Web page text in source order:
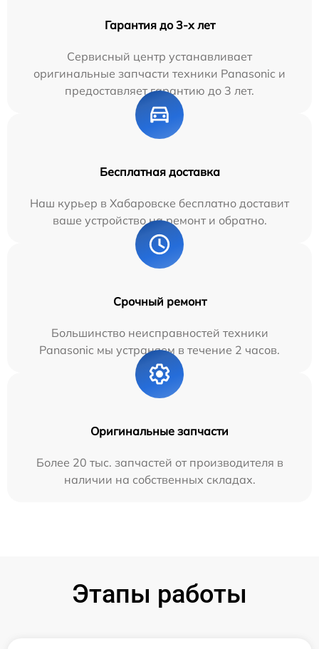
Гарантия до 3-х лет
Сервисный центр устанавливает
оригинальные запчасти техники Panasonic и
предоставляет гарантию до 3 лет.
Бесплатная доставка
Наш курьер в Хабаровске бесплатно доставит
ваше устройство на ремонт и обратно.
Срочный ремонт
Большинство неисправностей техники
Panasonic мы устраняем в течение 2 часов.
Оригинальные запчасти
Более 20 тыс. запчастей от производителя в
наличии на собственных складах.
Этапы работы